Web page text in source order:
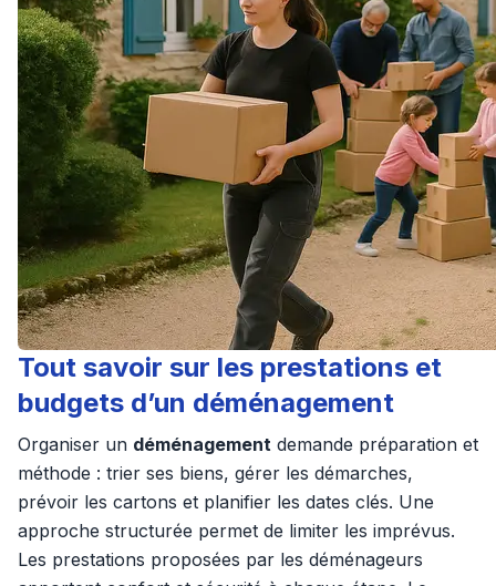
Tout savoir sur les prestations et
budgets d’un déménagement
Organiser un déménagement demande préparation et
méthode : trier ses biens, gérer les démarches,
prévoir les cartons et planifier les dates clés. Une
approche structurée permet de limiter les imprévus.
Les prestations proposées par les déménageurs